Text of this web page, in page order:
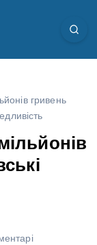
гривень